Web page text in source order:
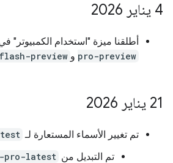
‫4 يناير 2026
أطلقنا ميزة "استخدام الكمبيوتر"
pro-preview و preview
‫21 يناير 2026
تم تغيير الأسماء المستعارة لـ
تم التبديل من pro-latest